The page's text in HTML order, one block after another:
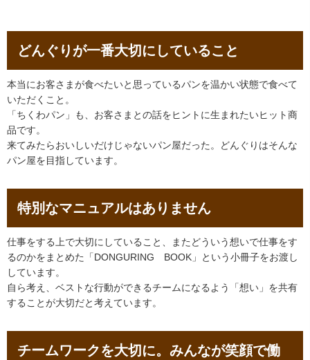
どんぐりが一番大切にしていること
本当にお客さまが食べたいと思っているパンを温かい状態で食べて
いただくこと。
「ちくわパン」も、お客さまとの話をヒントに生まれたいヒット商
品です。
来てみたらおいしいだけじゃないパン屋だった。どんぐりはそんな
パン屋を目指しています。
特別なマニュアルはありません
仕事をする上で大切にしていること、またどういう想いで仕事をす
るのかをまとめた「DONGURING BOOK」という小冊子をお渡し
しています。
自ら考え、ベストな行動ができるチームになるよう「想い」を共有
することが大切だと考えています。
チームワークを大切に。みんなが笑顔で働